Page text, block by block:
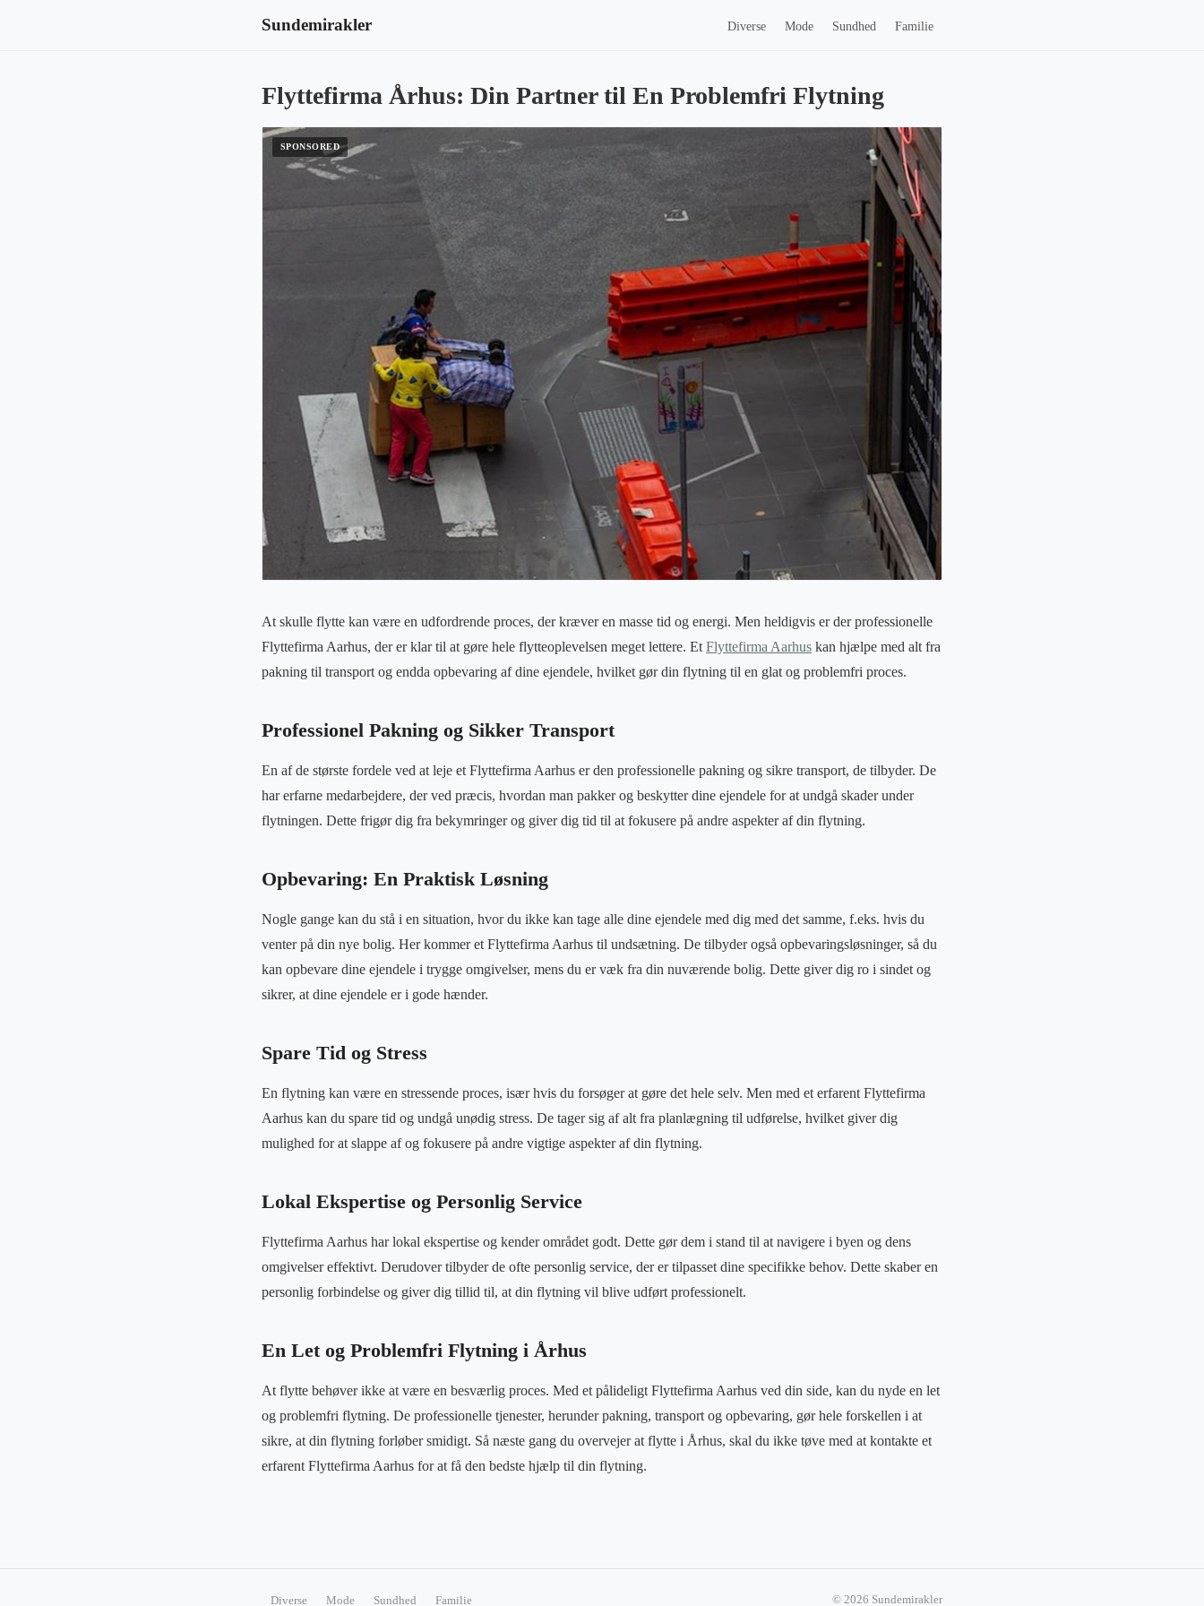
Sundemirakler Diverse Mode Sundhed Familie
Flyttefirma Århus: Din Partner til En Problemfri Flytning
At skulle flytte kan være en udfordrende proces, der kræver en masse tid og energi. Men heldigvis er der professionelle
Flyttefirma Aarhus, der er klar til at gøre hele flytteoplevelsen meget lettere. Et Flyttefirma Aarhus kan hjælpe med alt fra
pakning til transport og endda opbevaring af dine ejendele, hvilket gør din flytning til en glat og problemfri proces.
Professionel Pakning og Sikker Transport
En af de største fordele ved at leje et Flyttefirma Aarhus er den professionelle pakning og sikre transport, de tilbyder. De
har erfarne medarbejdere, der ved præcis, hvordan man pakker og beskytter dine ejendele for at undgå skader under
flytningen. Dette frigør dig fra bekymringer og giver dig tid til at fokusere på andre aspekter af din flytning.
Opbevaring: En Praktisk Løsning
Nogle gange kan du stå i en situation, hvor du ikke kan tage alle dine ejendele med dig med det samme, f.eks. hvis du
venter på din nye bolig. Her kommer et Flyttefirma Aarhus til undsætning. De tilbyder også opbevaringsløsninger, så du
kan opbevare dine ejendele i trygge omgivelser, mens du er væk fra din nuværende bolig. Dette giver dig ro i sindet og
sikrer, at dine ejendele er i gode hænder.
Spare Tid og Stress
En flytning kan være en stressende proces, især hvis du forsøger at gøre det hele selv. Men med et erfarent Flyttefirma
Aarhus kan du spare tid og undgå unødig stress. De tager sig af alt fra planlægning til udførelse, hvilket giver dig
mulighed for at slappe af og fokusere på andre vigtige aspekter af din flytning.
Lokal Ekspertise og Personlig Service
Flyttefirma Aarhus har lokal ekspertise og kender området godt. Dette gør dem i stand til at navigere i byen og dens
omgivelser effektivt. Derudover tilbyder de ofte personlig service, der er tilpasset dine specifikke behov. Dette skaber en
personlig forbindelse og giver dig tillid til, at din flytning vil blive udført professionelt.
En Let og Problemfri Flytning i Århus
At flytte behøver ikke at være en besværlig proces. Med et pålideligt Flyttefirma Aarhus ved din side, kan du nyde en let
og problemfri flytning. De professionelle tjenester, herunder pakning, transport og opbevaring, gør hele forskellen i at
sikre, at din flytning forløber smidigt. Så næste gang du overvejer at flytte i Århus, skal du ikke tøve med at kontakte et
erfarent Flyttefirma Aarhus for at få den bedste hjælp til din flytning.
Diverse Mode Sundhed Familie © 2026 Sundemirakler